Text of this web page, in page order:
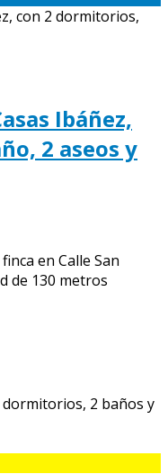
Ibáñez,
2 aseos y
en Calle San
de 130 metros